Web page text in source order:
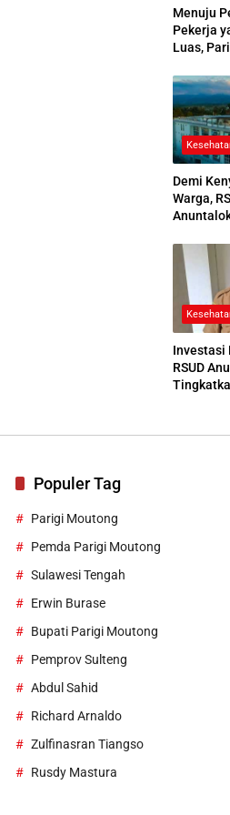
Menuju
Pekerja
Luas,
2026
Demi
Warga,
Jenazah
Investasi
RSUD
Populer Tag
Parigi Moutong
Pemda Parigi Moutong
Sulawesi Tengah
Erwin Burase
Bupati Parigi Moutong
Pemprov Sulteng
Abdul Sahid
Richard Arnaldo
Zulfinasran Tiangso
Rusdy Mastura